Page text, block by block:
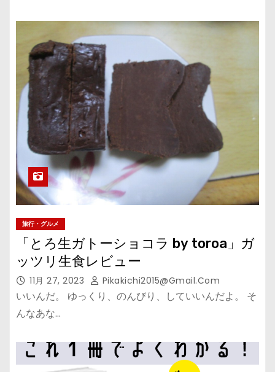
旅行・グルメ
「とろ生ガトーショコラ by toroa」ガ
ッツリ生食レビュー
11月 27, 2023 Pikakichi2015@gmail.com
いいんだ。 ゆっくり、のんびり、していいんだよ。 そ
んなあな…